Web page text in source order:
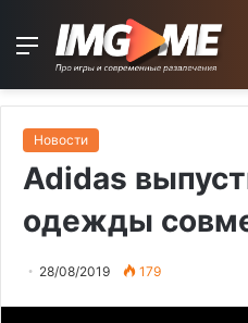
Menu
Новости
Adidas
одежды
28/08/2019 179